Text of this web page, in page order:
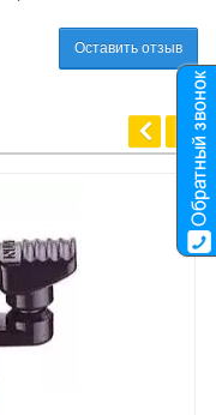
Оставить отзыв